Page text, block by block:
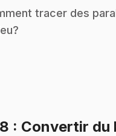
tracer des
: Convertir du